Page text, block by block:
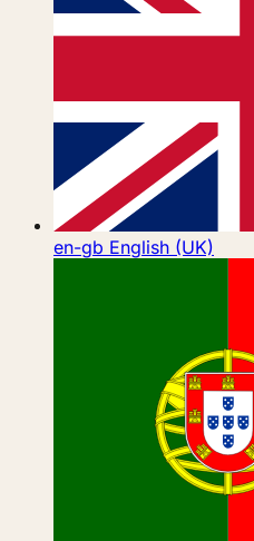
en-gb English (UK)